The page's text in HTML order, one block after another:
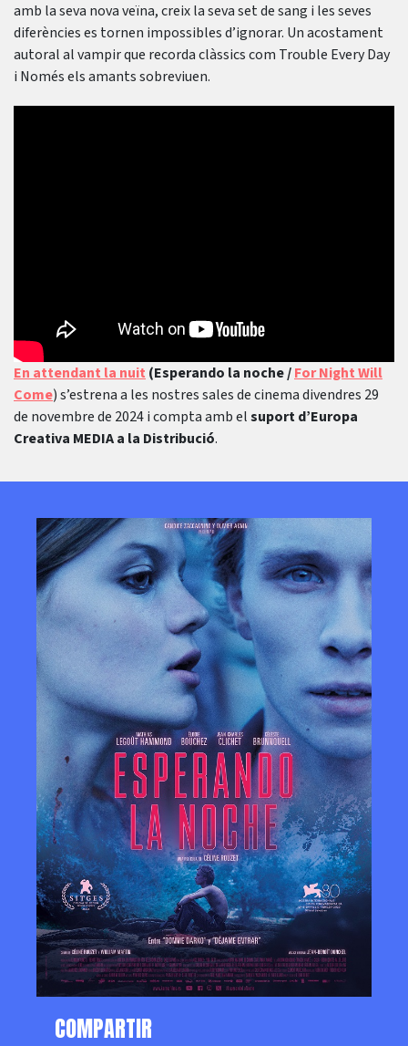
amb la seva nova veïna, creix la seva set de sang i les seves
diferències es tornen impossibles d’ignorar. Un acostament
autoral al vampir que recorda clàssics com Trouble Every Day
i Només els amants sobreviuen.
En attendant la nuit (Esperando la noche /For Night Will
Come) s’estrena a les nostres sales de cinema divendres 29
de novembre de 2024 i compta amb elsuport d’Europa
Creativa MEDIA a la Distribució.
COMPARTIR